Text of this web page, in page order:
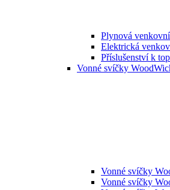
Plynová
Elektrická
Příslušenství k
Vonné svíčky
Vonné svíčky
Vonné svíčky